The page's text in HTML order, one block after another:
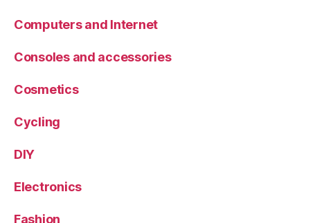
Computers and Internet
Consoles and accessories
Cosmetics
Cycling
DIY
Electronics
Fashion